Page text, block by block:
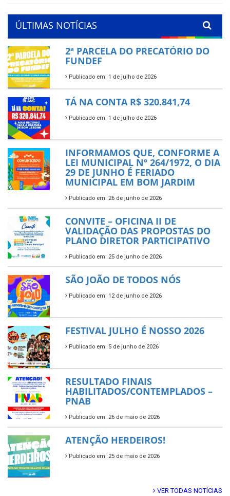
ÚLTIMAS NOTÍCIAS
2ª PARCELA DO PRECATÓRIO DO
FUNDEF
Publicado em: 1 de julho de 2026
TÁ NA CONTA R$ 320.841,74
Publicado em: 1 de julho de 2026
INFORMAMOS QUE, CONFORME A
LEI MUNICIPAL Nº 264/1972, O DIA
29 DE JUNHO É FERIADO
MUNICIPAL EM BOM JARDIM
Publicado em: 26 de junho de 2026
CONVITE – OFICINA II DE
VALIDAÇÃO DAS PROPOSTAS DO
PLANO DIRETOR PARTICIPATIVO
Publicado em: 25 de junho de 2026
SÃO JOÃO DE TODOS NÓS
Publicado em: 12 de junho de 2026
FESTIVAL JULHO É NOSSO 2026
Publicado em: 5 de junho de 2026
RESULTADO FINAIS
HABILITADOS/CONTEMPLADOS –
PNAB
Publicado em: 26 de maio de 2026
ATENÇÃO HERDEIROS!
Publicado em: 25 de maio de 2026
VER TODAS NOTÍCIAS